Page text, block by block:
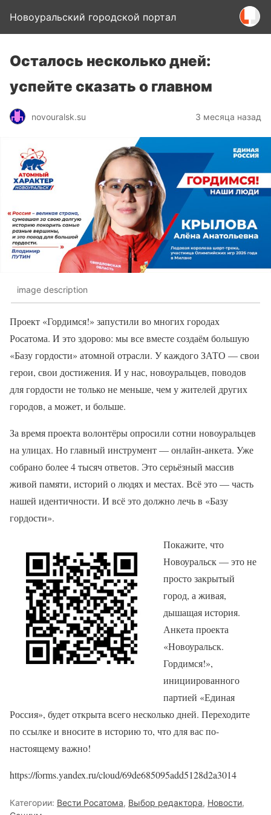
Новоуральский городской портал
Осталось несколько дней:
успейте сказать о главном
novouralsk.su 3 месяца назад
image description
Проект «Гордимся!» запустили во многих городах
Росатома. И это здорово: мы все вместе создаём большую
«Базу гордости» атомной отрасли. У каждого ЗАТО — свои
герои, свои достижения. И у нас, новоуральцев, поводов
для гордости не только не меньше, чем у жителей других
городов, а может, и больше.
За время проекта волонтёры опросили сотни новоуральцев
на улицах. Но главный инструмент — онлайн-анкета. Уже
собрано более 4 тысяч ответов. Это серьёзный массив
живой памяти, историй о людях и местах. Всё это — часть
нашей идентичности. И всё это должно лечь в «Базу
гордости».
Покажите, что
Новоуральск — это не
просто закрытый
город, а живая,
дышащая история.
Анкета проекта
«Новоуральск.
Гордимся!»,
инициированного
партией «Единая
Россия», будет открыта всего несколько дней. Переходите
по ссылке и вносите в историю то, что для вас по-
настоящему важно!
https://forms.yandex.ru/cloud/69de685095add5128d2a3014
Категории: Вести Росатома, Выбор редактора, Новости,